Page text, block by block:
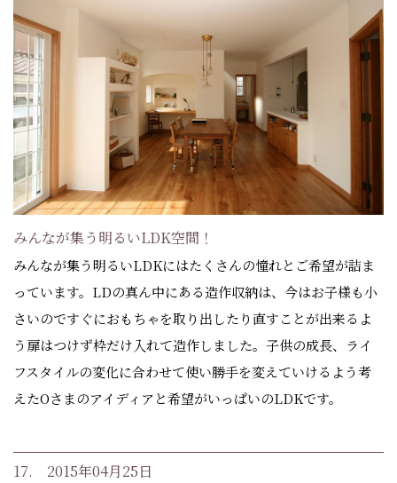
みんなが集う明るいLDK空間！
みんなが集う明るいLDKにはたくさんの憧れとご希望が詰ま
っています。LDの真ん中にある造作収納は、今はお子様も小
さいのですぐにおもちゃを取り出したり直すことが出来るよ
う扉はつけず枠だけ入れて造作しました。子供の成長、ライ
フスタイルの変化に合わせて使い勝手を変えていけるよう考
えたOさまのアイディアと希望がいっぱいのLDKです。
17. 2015年04月25日